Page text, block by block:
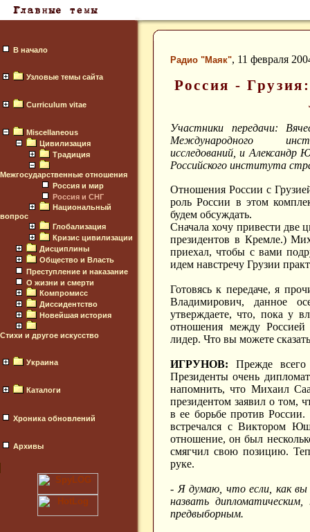
В начало
Узловые темы сайта
Curriculum vitae
Miscellaneous
Цивилизация
Традиция
Межгосударственные отношения
Россия и мир
Россия и СНГ
Национальный
вопрос
Глобализация
Кризис цивилизации
Дисциплины
Общество и Власть
Преступление и наказание
О жизни и смерти
Компромисс
Диссидентство
Новейшая история
Стихи и другое искусство
Украина
Каталоги
Хроника обновлений
Архивы
Радио "Маяк", 11 февраля
Россия -
Участники передачи:
Международного
исследований, и
Российского института
Отношения России с
роль России в этом
будем обсуждать.
Сначала хочу привести две
президентов в Кремле.)
приехал, чтобы с вами
идем навстречу Грузии
Готовясь к передаче, я
Владимирович, данное
утверждаете, что, пока у
отношения между
лидер. Что вы можете
ИГРУНОВ: Прежде
Президенты очень
напомнить, что Михаил
президентом заявил о том,
в ее борьбе против
встречался с Виктором
отношение, он был
смягчил свою позицию.
руке.
- Я думаю, что если, как вы
назвать
предвыборным.